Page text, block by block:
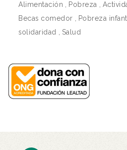
Alimentación
Pobreza
Becas comedor
Pobreza
solidaridad
Salud